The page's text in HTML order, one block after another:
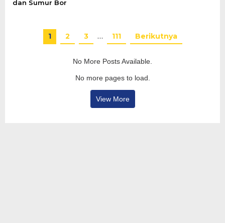
dan Sumur Bor
1 2 3 … 111 Berikutnya
No More Posts Available.
No more pages to load.
View More